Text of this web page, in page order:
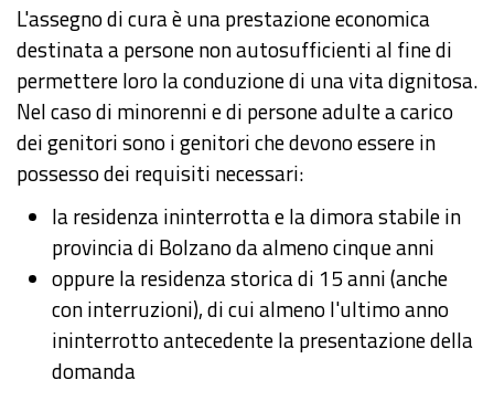
L'assegno di cura è una prestazione economica
destinata a persone non autosufficienti al fine di
permettere loro la conduzione di una vita dignitosa.
Nel caso di minorenni e di persone adulte a carico
dei genitori sono i genitori che devono essere in
possesso dei requisiti necessari:
la residenza ininterrotta e la dimora stabile in
provincia di Bolzano da almeno cinque anni
oppure la residenza storica di 15 anni (anche
con interruzioni), di cui almeno l'ultimo anno
ininterrotto antecedente la presentazione della
domanda